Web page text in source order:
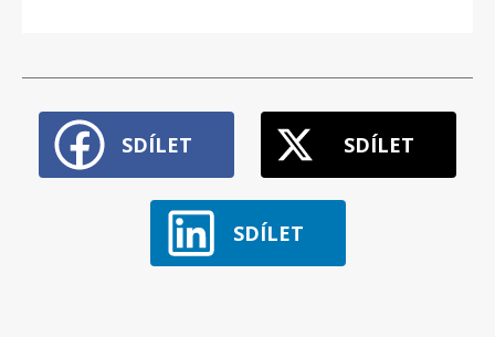
SDÍLET SDÍLET
SDÍLET